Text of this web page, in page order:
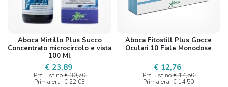
Aboca Mirtillo Plus Succo
Concentrato microcircolo e vista
100 Ml
€ 23,89
Prz. listino € 30,70
Prima era € 22,03
Aboca Fitostill Plus Gocce
Oculari 10 Fiale Monodose
€ 12,76
Prz. listino € 14,50
Prima era € 14,50